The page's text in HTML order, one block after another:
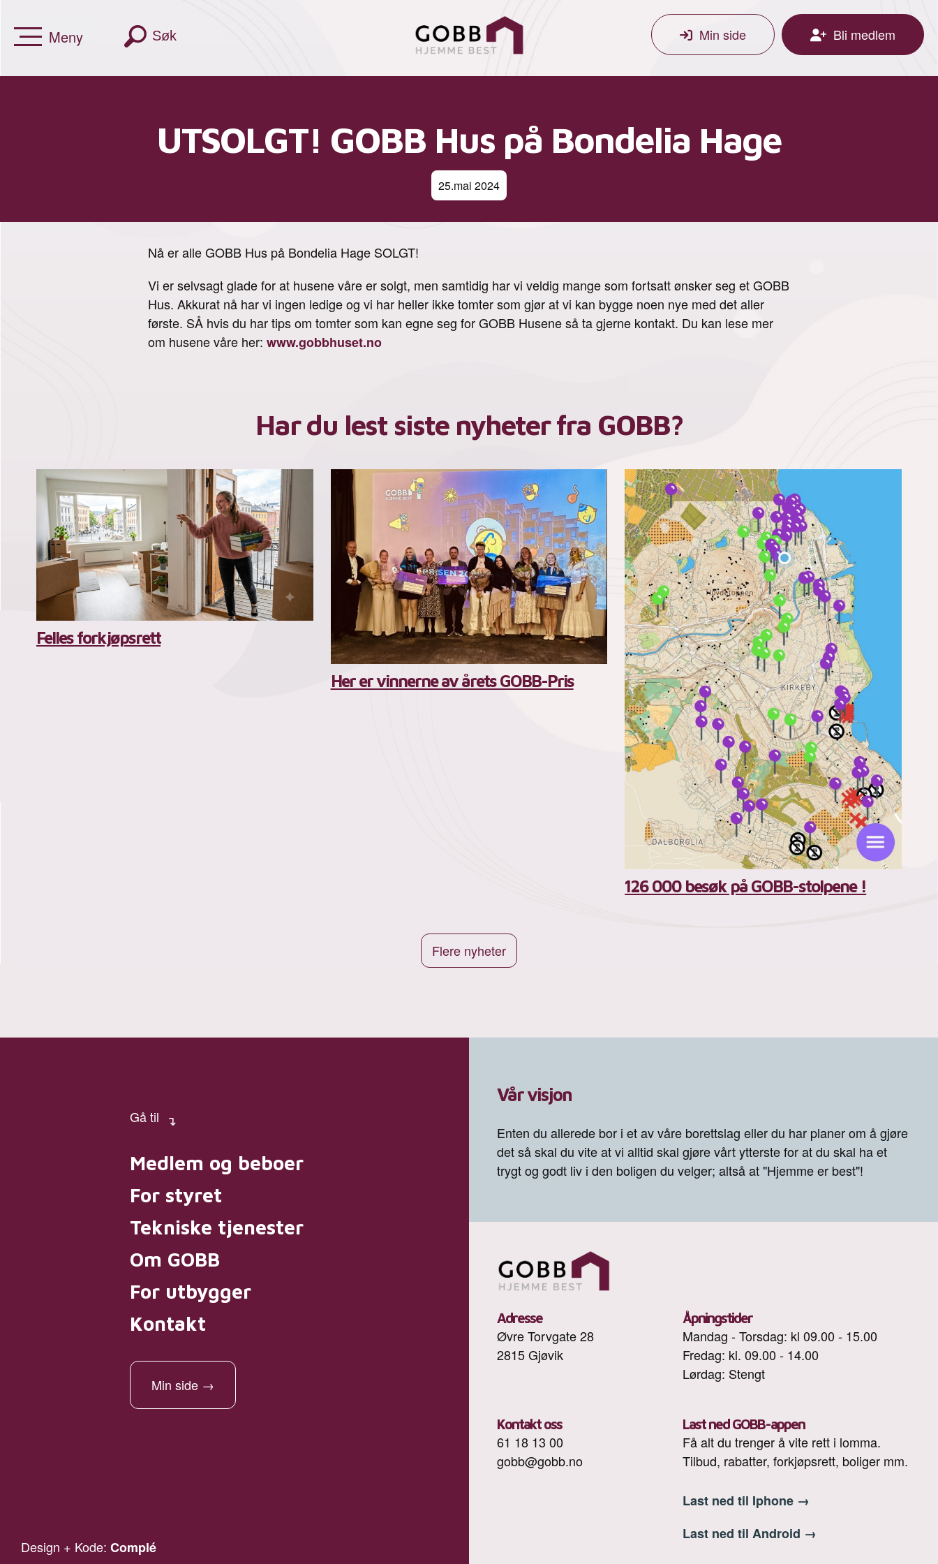
Meny Søk Min side Bli medlem
UTSOLGT! GOBB Hus på Bondelia Hage
25.mai 2024
Nå er alle GOBB Hus på Bondelia Hage SOLGT!
Vi er selvsagt glade for at husene våre er solgt, men samtidig har vi veldig mange som fortsatt ønsker seg et GOBB
Hus. Akkurat nå har vi ingen ledige og vi har heller ikke tomter som gjør at vi kan bygge noen nye med det aller
første. SÅ hvis du har tips om tomter som kan egne seg for GOBB Husene så ta gjerne kontakt. Du kan lese mer
om husene våre her: www.gobbhuset.no
Har du lest siste nyheter fra GOBB?
Felles forkjøpsrett
Her er vinnerne av årets GOBB-Pris
126 000 besøk på GOBB-stolpene !
Flere nyheter
Gå til
Medlem og beboer
For styret
Tekniske tjenester
Om GOBB
For utbygger
Kontakt
Min side →
Vår visjon
Enten du allerede bor i et av våre borettslag eller du har planer om å gjøre
det så skal du vite at vi alltid skal gjøre vårt ytterste for at du skal ha et
trygt og godt liv i den boligen du velger; altså at "Hjemme er best"!
Adresse
Øvre Torvgate 28
2815 Gjøvik
Åpningstider
Mandag - Torsdag: kl 09.00 - 15.00
Fredag: kl. 09.00 - 14.00
Lørdag: Stengt
Kontakt oss
61 18 13 00
gobb@gobb.no
Last ned GOBB-appen
Få alt du trenger å vite rett i lomma.
Tilbud, rabatter, forkjøpsrett, boliger mm.
Last ned til Iphone →
Last ned til Android →
Design + Kode: Complé